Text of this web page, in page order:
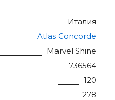
Италия
Atlas Concorde
Marvel Shine
736564
120
278